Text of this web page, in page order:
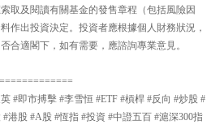
取及閱讀有關基金的發售章程（包括風險因
作出投資決定。投資者應根據個人財務狀況，
合適閣下，如有需要，應諮詢專業意見。
#即市搏擊 #李雪恒 #ETF #槓桿 #反向 #炒股 #
港股 #A股 #恆指 #投資 #中證五百 #滬深300指